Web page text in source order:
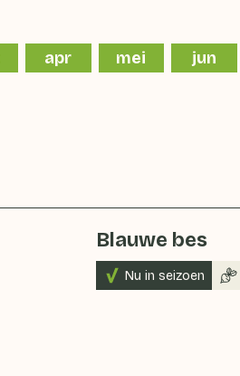
apr mei jun
Blauwe bes
Nu in seizoen